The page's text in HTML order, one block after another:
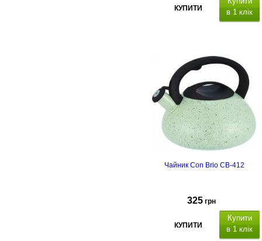
КУПИТИ
в 1 клік
Чайник Con Brio CB-412
325 грн
КУПИТИ
Купити
в 1 клік